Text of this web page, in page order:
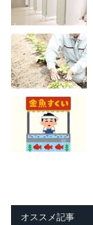
オススメ記事